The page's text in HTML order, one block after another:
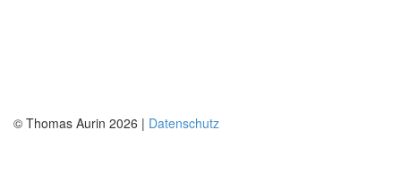
© Thomas Aurin 2026 | Datenschutz